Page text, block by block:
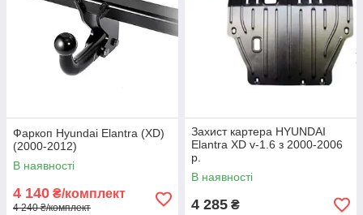
Фаркоп Hyundai Elantra (XD)
(2000-2012)
В наявності
4 140 ₴/комплект
4 240 ₴/комплект
Захист картера HYUNDAI
Elantra XD v-1.6 з 2000-2006
р.
В наявності
4 285 ₴